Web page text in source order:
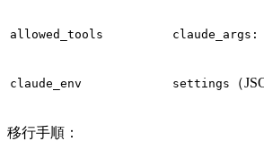
allowed_tools
claude_env settings （
移行手順：